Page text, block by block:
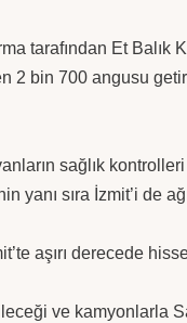
tarafından Et Balık
2 bin 700 angusu
sağlık
yanı sıra İzmit’i de
aşırı derecede
ve kamyonlarla